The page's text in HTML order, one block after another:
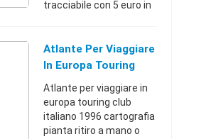
tracciabile con 5 euro in
210 €
Atlante Per Viaggiare
In Europa Touring
Club Italiano
Atlante per viaggiare in
europa touring club
italiano 1996 cartografia
pianta ritiro a mano o